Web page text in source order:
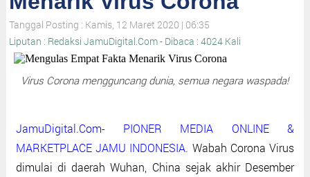
Tanggal Posting : Kamis, 12 Maret 2020 | 06:35
Liputan : Redaksi JamuDigital.Com - Dibaca : 4024 Kali
Virus Corona mengguncang dunia, semua negara waspada!
JamuDigital.Com- PIONER MEDIA ONLINE &
MARKETPLACE JAMU INDONESIA. Wabah Corona Virus
dimulai di daerah Wuhan, China sejak akhir Desember